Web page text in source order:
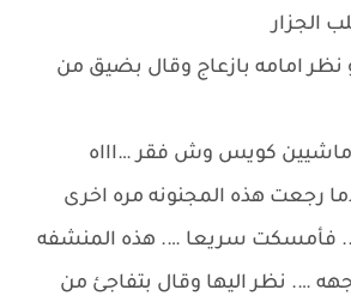
الجزار
نظر امامه بازعاج وقال بضيق من
ماشيين كويس وش فقر …اااه
رجعت هذه المجنونه مره اخرى
فأمسكت سريعا …. هذه المنشفه
…. نظر اليها وقال بتفاجئ من